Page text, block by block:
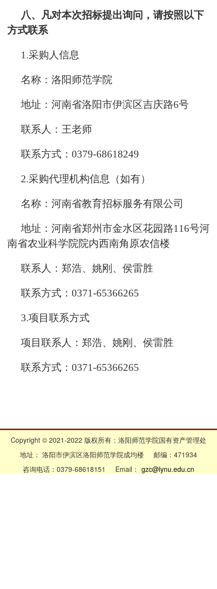
八、 凡对本次招标提出询问，请按照以下
方式联系
1.采购人信息
名称：洛阳师范学院
地址：河南省洛阳市伊滨区吉庆路6号
联系人：王老师
联系方式：0379-68618249
2.采购代理机构信息（如有）
名称：河南省教育招标服务有限公司
地址：河南省郑州市金水区花园路116号河
南省农业科学院院内西南角原农信楼
联系人：郑浩、姚刚、侯雷胜
联系方式：0371-65366265
3.项目联系方式
项目联系人：郑浩、姚刚、侯雷胜
联系方式：0371-65366265
Copyright © 2021-2022 版权所有：洛阳师范学院国有资产管理处
地址： 洛阳市伊滨区洛阳师范学院成均楼 邮编：471934
咨询电话：0379-68618151 Email： gzc@lynu.edu.cn